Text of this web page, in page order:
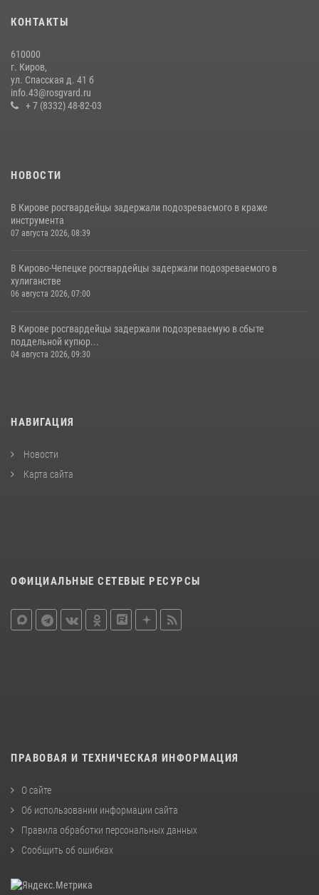
молодоженов
Кировские росгвардейцы задержали неоднократно судимую
гражданку, подозреваемую в краже
21 июля 2026, 08:20
КОНТАКТЫ
610000
г. Киров,
ул. Спасская д. 41 б
info.43@rosgvard.ru
+ 7 (8332) 48-82-03
НОВОСТИ
В Кирове росгвардейцы задержали подозреваемого в краже
инструмента
07 августа 2026, 08:39
В Кирово-Чепецке росгвардейцы задержали подозреваемого в
хулиганстве
06 августа 2026, 07:00
В Кирове росгвардейцы задержали подозреваемую в сбыте
поддельной купюр...
04 августа 2026, 09:30
НАВИГАЦИЯ
Новости
Карта сайта
ОФИЦИАЛЬНЫЕ СЕТЕВЫЕ РЕСУРСЫ
ПРАВОВАЯ И ТЕХНИЧЕСКАЯ ИНФОРМАЦИЯ
О сайте
Об использовании информации сайта
Правила обработки персональных данных
Сообщить об ошибках